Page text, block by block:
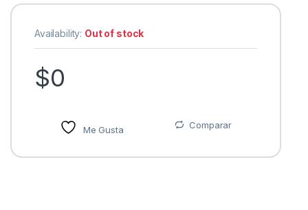
Availability: Out of stock
$0
Me Gusta Comparar